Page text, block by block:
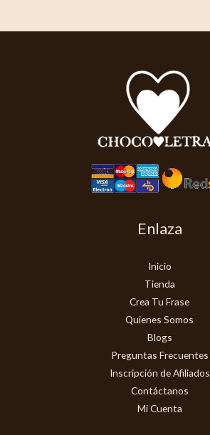
Enlaza
Inicio
Tienda
Crea Tu Frase
Quienes Somos
Blogs
Preguntas Frecuentes
Inscripción de Afiliados
Contáctanos
Mi Cuenta